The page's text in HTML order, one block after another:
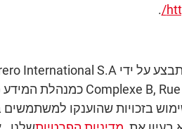
.
בזכויות שהוענקו